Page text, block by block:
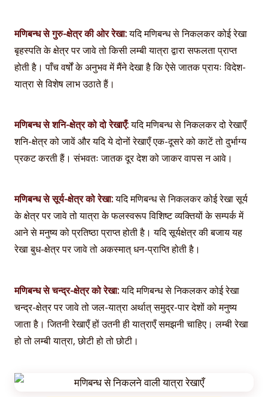
मणिबन्ध से गुरु-क्षेत्र की ओर रेखा:यदि मणिबन्ध से निकलकर कोई रेखा
बृहस्पति के क्षेत्र पर जावे तो किसी लम्बी यात्रा द्वारा सफलता प्राप्त
होती है। पाँच वर्षों के अनुभव में मैंने देखा है कि ऐसे जातक प्रायः विदेश-
यात्रा से विशेष लाभ उठाते हैं।
मणिबन्ध से शनि-क्षेत्र को दो रेखाएँ:यदि मणिबन्ध से निकलकर दो रेखाएँ
शनि-क्षेत्र को जावें और यदि ये दोनों रेखाएँ एक-दूसरे को काटें तो दुर्भाग्य
प्रकट करती हैं। संभवतः जातक दूर देश को जाकर वापस न आवे।
मणिबन्ध से सूर्य-क्षेत्र को रेखा:यदि मणिबन्ध से निकलकर कोई रेखा सूर्य
के क्षेत्र पर जावे तो यात्रा के फलस्वरूप विशिष्ट व्यक्तियों के सम्पर्क में
आने से मनुष्य को प्रतिष्ठा प्राप्त होती है। यदि सूर्यक्षेत्र की बजाय यह
रेखा बुध-क्षेत्र पर जावे तो अकस्मात् धन-प्राप्ति होती है।
मणिबन्ध से चन्द्र-क्षेत्र को रेखा:यदि मणिबन्ध से निकलकर कोई रेखा
चन्द्र-क्षेत्र पर जावे तो जल-यात्रा अर्थात् समुद्र-पार देशों को मनुष्य
जाता है। जितनी रेखाएँ हों उतनी ही यात्राएँ समझनी चाहिए। लम्बी रेखा
हो तो लम्बी यात्रा, छोटी हो तो छोटी।